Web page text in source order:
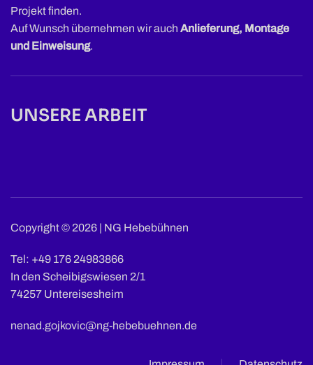
Projekt finden.
Auf Wunsch übernehmen wir auch Anlieferung, Montage
und Einweisung.
UNSERE ARBEIT
Copyright © 2026 | NG Hebebühnen
Tel: +49 176 24983866
In den Scheibigswiesen 2/1
74257 Untereisesheim
nenad.gojkovic@ng-hebebuehnen.de